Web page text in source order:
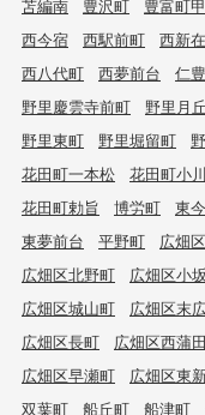
苫編南
豊沢町 豊富町
西今宿
西駅前町 西新
西八代町
西夢前台 仁
野里慶雲寺前町
野里月
野里東町
野里堀留町
花田町一本松
花田町小川
花田町勅旨
博労町 東
東夢前台
平野町 広畑
広畑区北野町
広畑区小坂
広畑区城山町
広畑区末
広畑区長町
広畑区西蒲田
広畑区早瀬町
広畑区東
双葉町
船丘町 船津町